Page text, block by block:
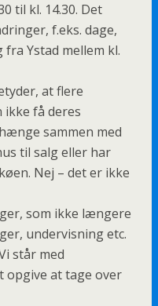
til kl. 14.30. Det
f.eks. dage,
Ystad mellem kl.
at flere
ikke få deres
sammen med
til salg eller har
Nej – det er ikke
som ikke længere
undervisning etc.
står med
opgive at tage over